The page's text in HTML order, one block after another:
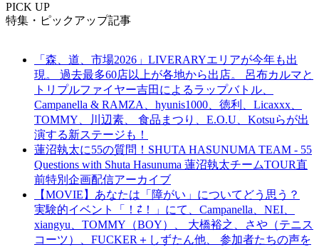
PICK UP
特集・ピックアップ記事
「森、道、市場2026」LIVERARYエリアが今年も出
現。 過去最多60店以上が各地から出店。 呂布カルマと
トリプルファイヤー吉田によるラップバトル、
Campanella & RAMZA、hyunis1000、徳利、Licaxxx、
TOMMY、川辺素、 食品まつり、E.O.U、Kotsuらが出
演する新ステージも！
蓮沼執太に55の質問！SHUTA HASUNUMA TEAM - 55
Questions with Shuta Hasunuma 蓮沼執太チームTOUR直
前特別企画配信アーカイブ
【MOVIE】あなたは「障がい」についてどう思う？
実験的イベント「！⇄！」にて、Campanella、NEI、
xiangyu、TOMMY（BOY）、 大橋裕之、さや（テニス
コーツ）、FUCKER＋しずたん他、 参加者たちの声を